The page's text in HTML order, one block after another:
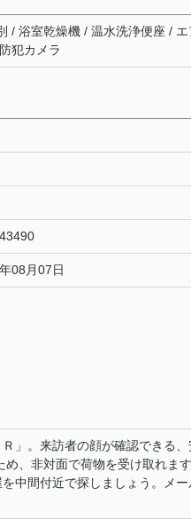
/ 浴室乾燥機 / 温水洗浄便座 / エ
犯カメラ
08月07日
」。来訪者の顔が確認できる、
、非対面で荷物を受け取れま
中間付近で探しましょう。メー